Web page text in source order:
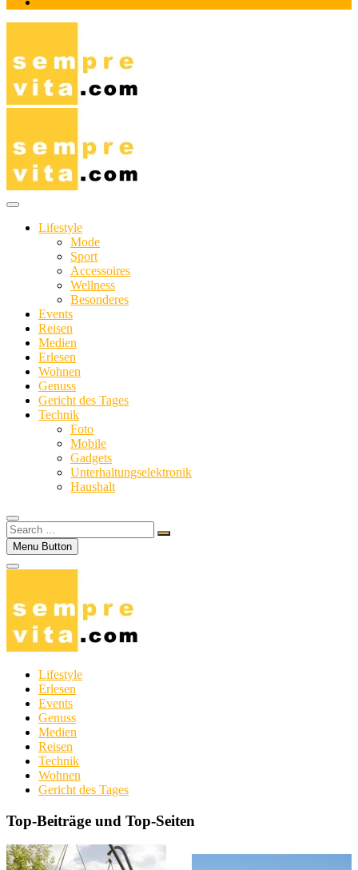
Lifestyle
Mode
Sport
Accessoires
Wellness
Besonderes
Events
Reisen
Medien
Erlesen
Wohnen
Genuss
Gericht des Tages
Technik
Foto
Mobile
Gadgets
Unterhaltungselektronik
Haushalt
Search
…Menu Button
Lifestyle
Erlesen
Events
Genuss
Medien
Reisen
Technik
Wohnen
Gericht des Tages
Top-Beiträge und Top-Seiten